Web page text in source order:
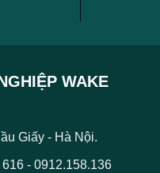
WAKE
Giấy - Hà Nội.
- 0912.158.136